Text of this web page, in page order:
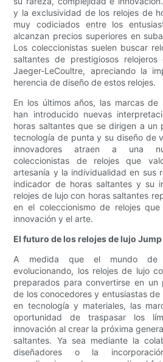
y la exclusividad de los relojes de
muy codiciados entre los
alcanzan precios superiores en
Los coleccionistas suelen buscar
saltantes de prestigiosos
Jaeger-LeCoultre, apreciando la
herencia de diseño de estos relojes.
En los últimos años, las marcas de
han introducido nuevas
horas saltantes que se dirigen a un
tecnología de punta y su diseño de
innovadores atraen a una
coleccionistas de relojes que
artesanía y la individualidad en sus
indicador de horas saltantes y su
relojes de lujo con horas saltantes
en el coleccionismo de relojes
innovación y el arte.
El futuro de los relojes de lujo
A medida que el mundo de
evolucionando, los relojes de lujo
preparados para convertirse en un
de los conocedores y entusiastas de
en tecnología y materiales, las
oportunidad de traspasar los
innovación al crear la próxima
saltantes. Ya sea mediante la
diseñadores o la